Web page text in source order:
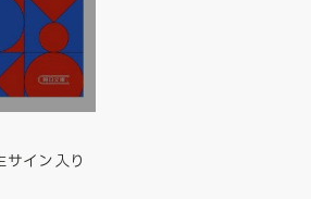
サイン入り